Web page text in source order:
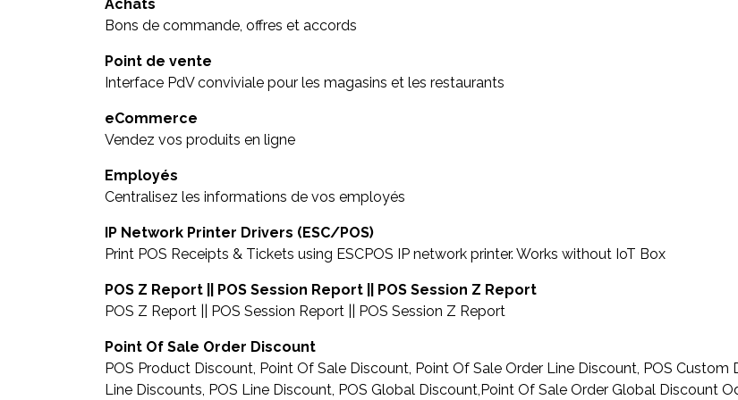
Achats
Bons de commande, offres et accords
Point de vente
Interface PdV conviviale pour les magasins et les restaurants
eCommerce
Vendez vos produits en ligne
Employés
Centralisez les informations de vos employés
IP Network Printer Drivers (ESC/POS)
Print POS Receipts & Tickets using ESCPOS IP network printer. Works without IoT Box
POS Z Report || POS Session Report || POS Session Z Report
POS Z Report || POS Session Report || POS Session Z Report
Point Of Sale Order Discount
POS Product Discount, Point Of Sale Discount, Point Of Sale Order Line Discount, POS
Line Discounts, POS Line Discount, POS Global Discount,Point Of Sale Order Global Discount